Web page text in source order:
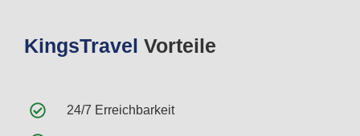
KingsTravel Vorteile
24/7 Erreichbarkeit